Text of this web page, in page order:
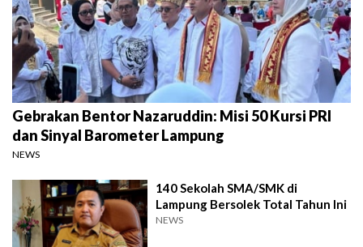
Gebrakan Bentor Nazaruddin: Misi 50 Kursi PRI
dan Sinyal Barometer Lampung
NEWS
140 Sekolah SMA/SMK di
Lampung Bersolek Total Tahun Ini
NEWS